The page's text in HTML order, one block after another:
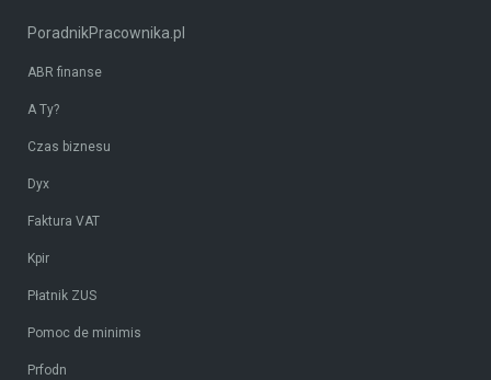
PoradnikPracownika.pl
ABR finanse
A Ty?
Czas biznesu
Dyx
Faktura VAT
Kpir
Płatnik ZUS
Pomoc de minimis
Prfodn